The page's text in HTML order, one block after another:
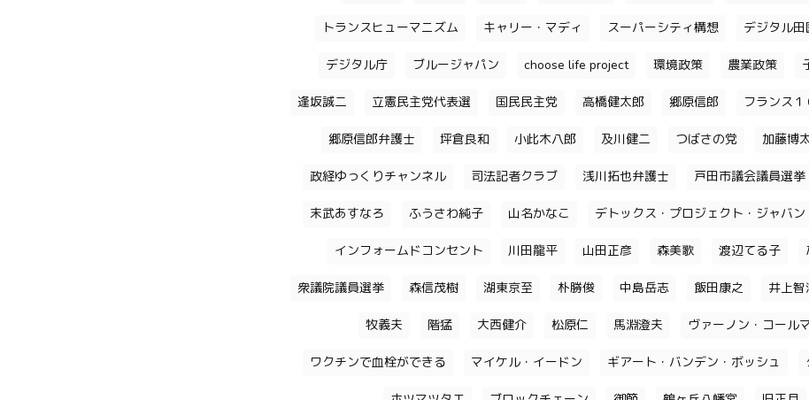
トランスヒューマニズム キャリー・マディ スーパーシティ構想 デジタル
デジタル庁 ブルージャパン choose life project 環境政策 農業政策
逢坂誠二 立憲民主党代表選 国民民主党 高橋健太郎 郷原信郎 フランス１
郷原信郎弁護士 坪倉良和 小此木八郎 及川健二 つばさの党 加藤博
政経ゆっくりチャンネル 司法記者クラブ 浅川拓也弁護士 戸田市議会議員選挙
末武あすなろ ふうさわ純子 山名かなこ デトックス・プロジェクト・ジャバン
インフォームドコンセント 川田龍平 山田正彦 森美歌 渡辺てる子
衆議院議員選挙 森信茂樹 湖東京至 朴勝俊 中島岳志 飯田康之 井上智
牧義夫 階猛 大西健介 松原仁 馬淵澄夫 ヴァーノン・コール
ワクチンで血栓ができる マイケル・イードン ギアート・バンデン・ボッシュ